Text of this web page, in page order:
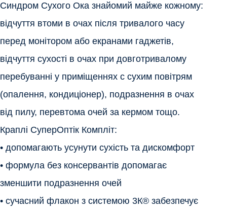
Всі категорії
Всі продукти
Синдром Сухого Ока знайомий майже кожному:
відчуття втоми в очах після тривалого часу
перед монітором або екранами гаджетів,
відчуття сухості в очах при довготривалому
перебуванні у приміщеннях с сухим повітрям
(опалення, кондиціонер), подразнення в очах
від пилу, перевтома очей за кермом тощо.
Краплі СуперОптік Компліт:
• допомагають усунути сухість та дискомфорт
• формула без консервантів допомагає
зменшити подразнення очей
• сучасний флакон з системою 3К® забезпечує